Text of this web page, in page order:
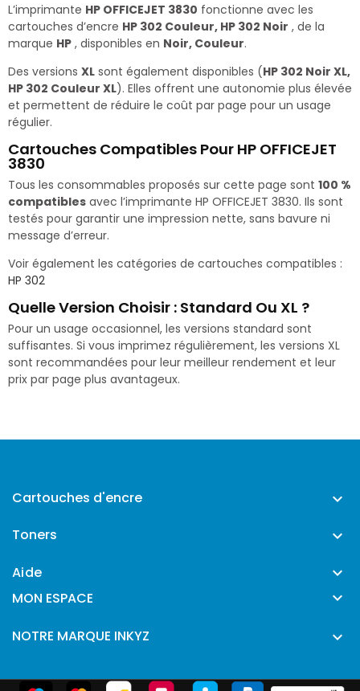
L’imprimante HP OFFICEJET 3830 fonctionne avec les
cartouches d’encre HP 302 Couleur, HP 302 Noir , de la
marque HP , disponibles en Noir, Couleur.
Des versions XL sont également disponibles (HP 302 Noir XL,
HP 302 Couleur XL). Elles offrent une autonomie plus élevée
et permettent de réduire le coût par page pour un usage
régulier.
Cartouches Compatibles Pour HP OFFICEJET
3830
Tous les consommables proposés sur cette page sont 100 %
compatibles avec l’imprimante HP OFFICEJET 3830. Ils sont
testés pour garantir une impression nette, sans bavure ni
message d’erreur.
Voir également les catégories de cartouches compatibles :
HP 302
Quelle Version Choisir : Standard Ou XL ?
Pour un usage occasionnel, les versions standard sont
suffisantes. Si vous imprimez régulièrement, les versions XL
sont recommandées pour leur meilleur rendement et leur
prix par page plus avantageux.
Cartouches d'encre 
Toners 
Aide 
MON ESPACE 
NOTRE MARQUE INKYZ 